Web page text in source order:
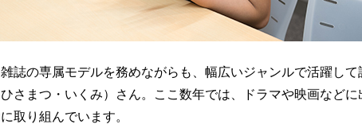
誌の専属モデルを務めながらも、幅広いジャンルで活躍して
さまつ・いくみ）さん。ここ数年では、ドラマや映画などに
取り組んでいます。